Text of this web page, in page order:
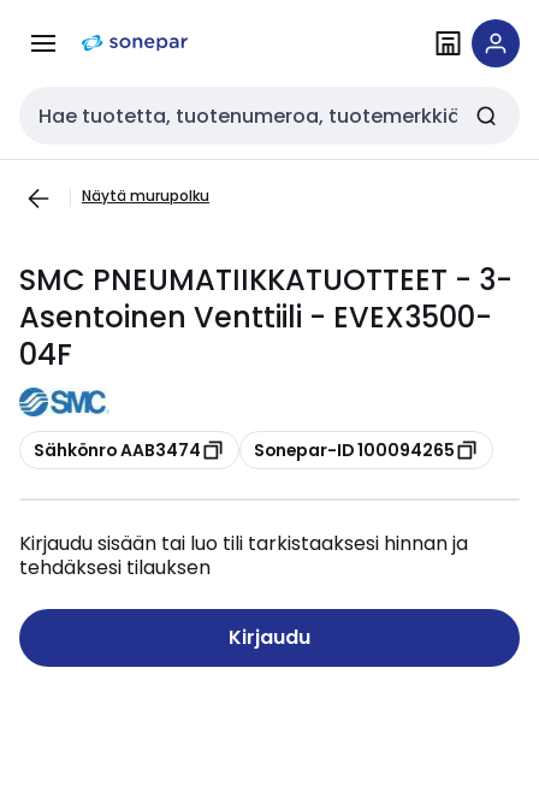
navigointiinsisältöön
Haku
Näytä murupolku
SMC PNEUMATIIKKATUOTTEET - 3-
Asentoinen Venttiili - EVEX3500-
04F
Kopioi
Sähkönro AAB3474 Kopioi
Sonepar-ID 100094265
Kirjaudu sisään tai luo tili tarkistaaksesi hinnan ja
tehdäksesi tilauksen
Kirjaudu